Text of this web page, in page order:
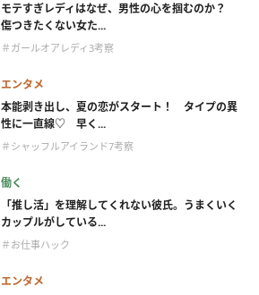
モテすぎレディはなぜ、男性の心を掴むのか？
傷つきたくない女た...
＃ガールオアレディ3考察
エンタメ
本能剥き出し、夏の恋がスタート！ タイプの異
性に一直線♡ 早く...
＃シャッフルアイランド7考察
働く
「推し活」を理解してくれない彼氏。うまくいく
カップルがしている...
＃お仕事ハック
エンタメ